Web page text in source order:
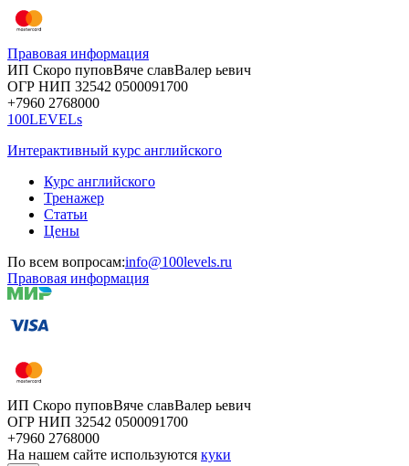
Правовая информация
ИП Скоро пуповВяче славВалер ьевич
ОГР НИП 32542 0500091700
+7960 2768000
100LEVELs
Интерактивный курс английского
Курс английского
Тренажер
Статьи
Цены
По всем вопросам:info@100levels.ru
Правовая информация
ИП Скоро пуповВяче славВалер ьевич
ОГР НИП 32542 0500091700
+7960 2768000
На нашем сайте используются куки